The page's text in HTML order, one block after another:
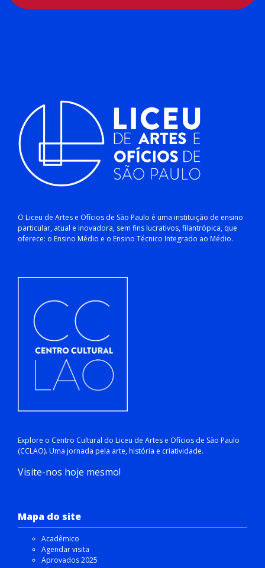
O Liceu de Artes e Ofícios de São Paulo é uma instituição de ensino
particular, atual e inovadora, sem fins lucrativos, filantrópica, que
oferece: o Ensino Médio e o Ensino Técnico Integrado ao Médio.
Explore o Centro Cultural do Liceu de Artes e Ofícios de São Paulo
(CCLAO). Uma jornada pela arte, história e criatividade.
Visite-nos hoje mesmo!
Mapa do site
Acadêmico
Agendar visita
Aprovados 2025